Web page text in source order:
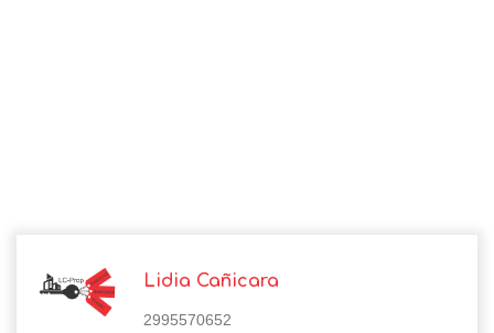
Lidia Cañicara
2995570652